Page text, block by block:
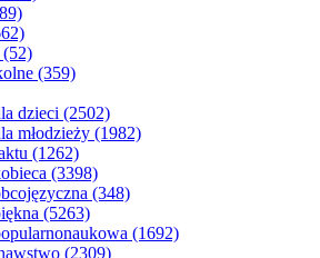
(52)
(359)
dzieci (2502)
młodzieży (1982)
(1262)
(3398)
(348)
(5263)
(1692)
(2309)